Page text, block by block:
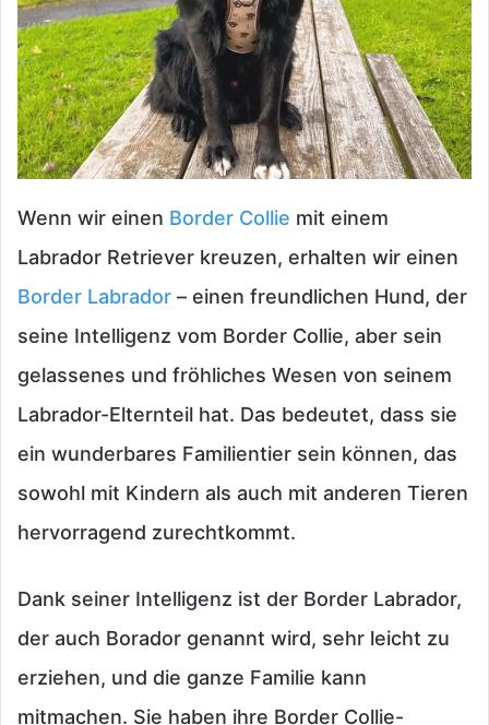
Wenn wir einen Border Collie mit einem
Labrador Retriever kreuzen, erhalten wir einen
Border Labrador – einen freundlichen Hund, der
seine Intelligenz vom Border Collie, aber sein
gelassenes und fröhliches Wesen von seinem
Labrador-Elternteil hat. Das bedeutet, dass sie
ein wunderbares Familientier sein können, das
sowohl mit Kindern als auch mit anderen Tieren
hervorragend zurechtkommt.
Dank seiner Intelligenz ist der Border Labrador,
der auch Borador genannt wird, sehr leicht zu
erziehen, und die ganze Familie kann
mitmachen. Sie haben ihre Border Collie-